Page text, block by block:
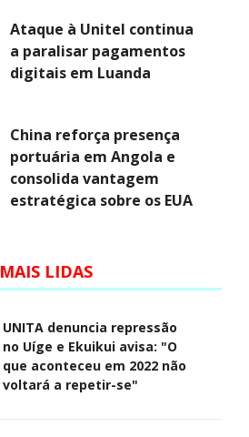
Ataque à Unitel continua
a paralisar pagamentos
digitais em Luanda
China reforça presença
portuária em Angola e
consolida vantagem
estratégica sobre os EUA
MAIS LIDAS
UNITA denuncia repressão
no Uíge e Ekuikui avisa: "O
que aconteceu em 2022 não
voltará a repetir-se"